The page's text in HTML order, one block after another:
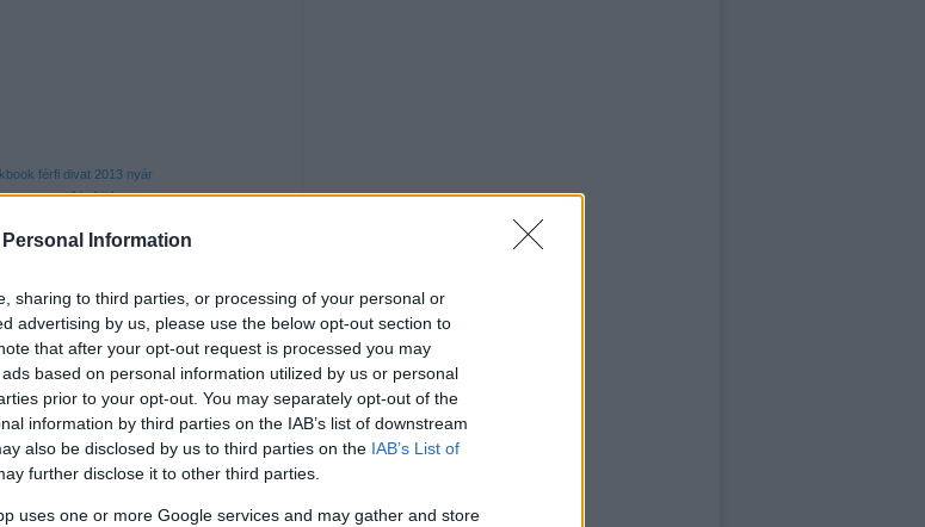
Information
sharing to third parties, or processing of your personal or
advertising by us, please use the below opt-out section to
that after your opt-out request is processed you may
based on personal information utilized by us or personal
prior to your opt-out. You may separately opt-out of the
information by third parties on the IAB’s list of downstream
also be disclosed by us to third parties on the IAB’s List of
further disclose it to other third parties.
uses one or more Google services and may gather and store
férfi divat 2013 nyár
von roon friedrich